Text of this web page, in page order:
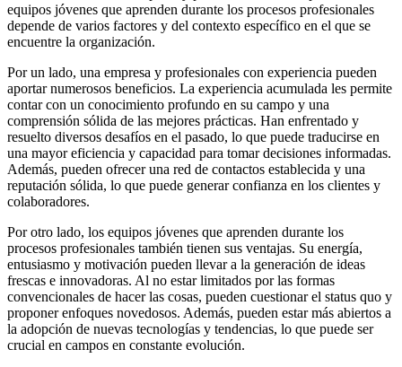
equipos jóvenes que aprenden durante los procesos profesionales
depende de varios factores y del contexto específico en el que se
encuentre la organización.
Por un lado, una empresa y profesionales con experiencia pueden
aportar numerosos beneficios. La experiencia acumulada les permite
contar con un conocimiento profundo en su campo y una
comprensión sólida de las mejores prácticas. Han enfrentado y
resuelto diversos desafíos en el pasado, lo que puede traducirse en
una mayor eficiencia y capacidad para tomar decisiones informadas.
Además, pueden ofrecer una red de contactos establecida y una
reputación sólida, lo que puede generar confianza en los clientes y
colaboradores.
Por otro lado, los equipos jóvenes que aprenden durante los
procesos profesionales también tienen sus ventajas. Su energía,
entusiasmo y motivación pueden llevar a la generación de ideas
frescas e innovadoras. Al no estar limitados por las formas
convencionales de hacer las cosas, pueden cuestionar el status quo y
proponer enfoques novedosos. Además, pueden estar más abiertos a
la adopción de nuevas tecnologías y tendencias, lo que puede ser
crucial en campos en constante evolución.